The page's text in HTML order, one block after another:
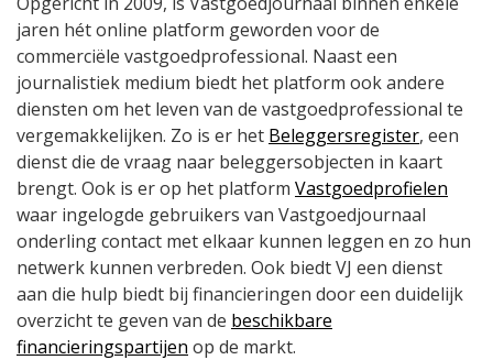
jaren hét online platform geworden voor de
commerciële vastgoedprofessional. Naast een
journalistiek medium biedt het platform ook andere
diensten om het leven van de vastgoedprofessional te
vergemakkelijken. Zo is er het Beleggersregister, een
dienst die de vraag naar beleggersobjecten in kaart
brengt. Ook is er op het platform Vastgoedprofielen
waar ingelogde gebruikers van Vastgoedjournaal
onderling contact met elkaar kunnen leggen en zo hun
netwerk kunnen verbreden. Ook biedt VJ een dienst
aan die hulp biedt bij financieringen door een duidelijk
overzicht te geven van de beschikbare
financieringspartijen op de markt.